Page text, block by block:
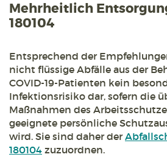
Mehrheitlich
180104
Entsprechend der
nicht flüssige Abfälle aus der
COVID-19-Patienten kein
Infektionsrisiko dar, sofern die
Maßnahmen des
geeignete persönliche
wird. Sie sind daher der
180104 zuzuordnen.